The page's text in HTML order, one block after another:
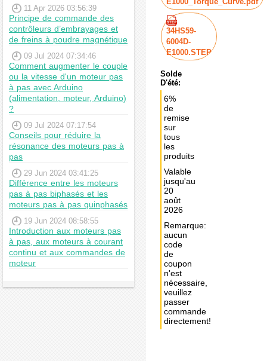
11 Apr 2026 03:56:39
Principe de commande des
contrôleurs d’embrayages et
de freins à poudre magnétique
09 Jul 2024 07:34:46
Comment augmenter le couple
ou la vitesse d'un moteur pas
à pas avec Arduino
(alimentation, moteur, Arduino)
?
09 Jul 2024 07:17:54
Conseils pour réduire la
résonance des moteurs pas à
pas
29 Jun 2024 03:41:25
Différence entre les moteurs
pas à pas biphasés et les
moteurs pas à pas quinphasés
19 Jun 2024 08:58:55
Introduction aux moteurs pas
à pas, aux moteurs à courant
continu et aux commandes de
moteur
34HS59-
6004D-
E1000.STEP
Solde
D'été:
6%
de
remise
sur
tous
les
produits
Valable
jusqu'au
20
août
2026
Remarque:
aucun
code
de
coupon
n'est
nécessaire,
veuillez
passer
commande
directement!